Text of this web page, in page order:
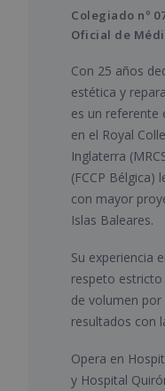
Colegiado nº
Oficial de
Con 25 años
estética y
es un referente
en el Royal
Inglaterra
(FCCP Bélgica)
con mayor
Islas Baleares.
Su experiencia
respeto
de volumen
resultados con
Opera en
y Hospital